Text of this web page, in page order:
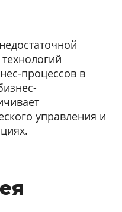
процессов в
управления и